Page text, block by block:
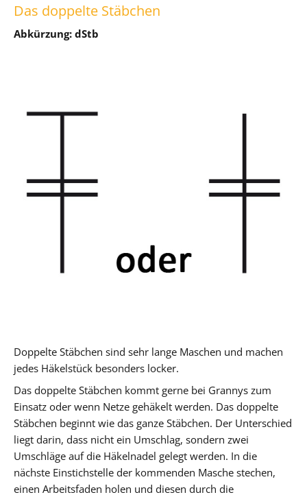
Das doppelte Stäbchen
Abkürzung: dStb
Doppelte Stäbchen sind sehr lange Maschen und machen
jedes Häkelstück besonders locker.
Das doppelte Stäbchen kommt gerne bei Grannys zum
Einsatz oder wenn Netze gehäkelt werden. Das doppelte
Stäbchen beginnt wie das ganze Stäbchen. Der Unterschied
liegt darin, dass nicht ein Umschlag, sondern zwei
Umschläge auf die Häkelnadel gelegt werden. In die
nächste Einstichstelle der kommenden Masche stechen,
einen Arbeitsfaden holen und diesen durch die